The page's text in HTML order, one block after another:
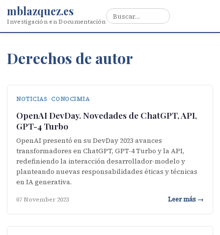
mblazquez.es
Investigación en Documentación
Derechos de autor
NOTICIAS · CONOCIMIA
OpenAI DevDay. Novedades de ChatGPT, API,
GPT-4 Turbo
OpenAI presentó en su DevDay 2023 avances
transformadores en ChatGPT, GPT-4 Turbo y la API,
redefiniendo la interacción desarrollador-modelo y
planteando nuevas responsabilidades éticas y técnicas
en IA generativa.
07 November 2023 Leer más →